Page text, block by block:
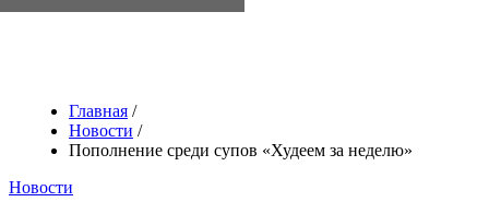
Главная /
Новости /
Пополнение среди супов «Худеем за неделю»
Новости